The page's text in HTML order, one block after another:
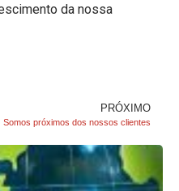
da nossa
PRÓXIMO
Somos próximos dos nossos clientes